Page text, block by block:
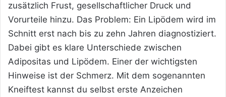
zusätzlich Frust, gesellschaftlicher Druck und
Vorurteile hinzu. Das Problem: Ein Lipödem wird im
Schnitt erst nach bis zu zehn Jahren diagnostiziert.
Dabei gibt es klare Unterschiede zwischen
Adipositas und Lipödem. Einer der wichtigsten
Hinweise ist der Schmerz. Mit dem sogenannten
Kneiftest kannst du selbst erste Anzeichen